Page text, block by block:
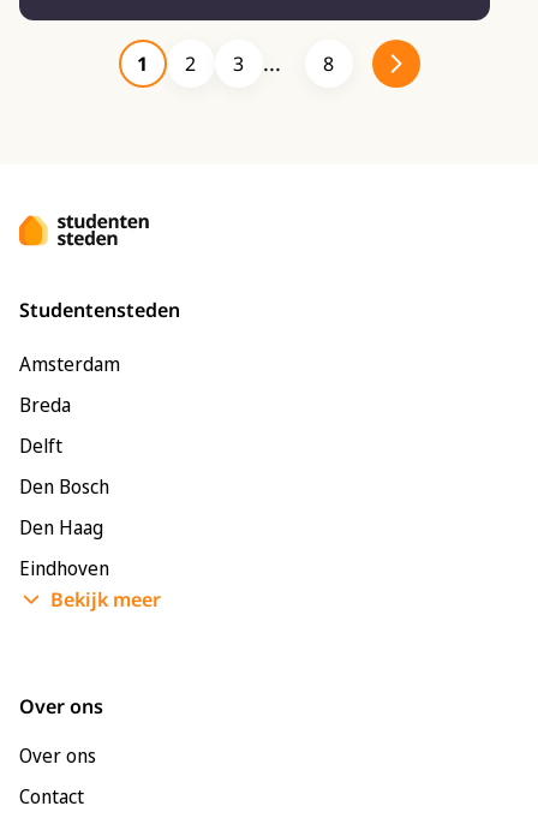
1 2 3 8
Studentensteden
Amsterdam
Breda
Delft
Den Bosch
Den Haag
Eindhoven
Enschede
Maastricht
Nijmegen
Bekijk meer
Over ons
Over ons
Contact